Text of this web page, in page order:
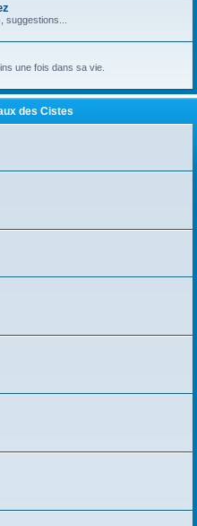
une fois dans sa vie.
des Cistes